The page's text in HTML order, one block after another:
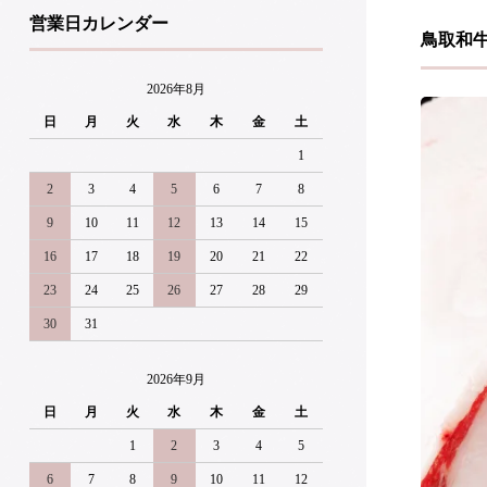
営業日カレンダー
2026年8月
日 月 火 水 木 金 土
1
2 3 4 5 6 7 8
9 10 11 12 13 14 15
16 17 18 19 20 21 22
23 24 25 26 27 28 29
30 31
2026年9月
日 月 火 水 木 金 土
1 2 3 4 5
6 7 8 9 10 11 12
鳥取和